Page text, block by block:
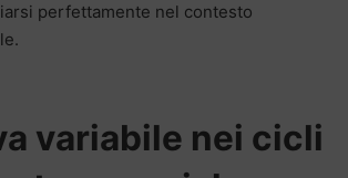
perfettamente nel contesto
variabile nei cicli